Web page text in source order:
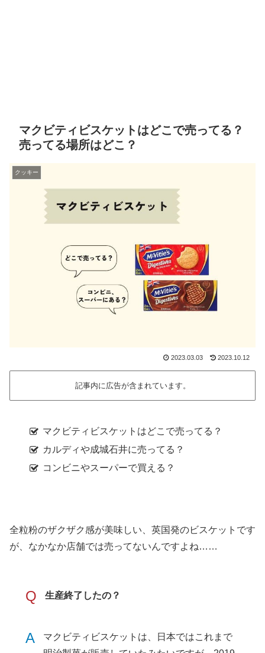
マクビティビスケットはどこで売ってる？
売ってる場所はどこ？
クッキー
2023.03.03 2023.10.12
記事内に広告が含まれています。
マクビティビスケットはどこで売ってる？
カルディや成城石井に売ってる？
コンビニやスーパーで買える？
全粒粉のザクザク感が美味しい、英国発のビスケットです
が、なかなか店舗では売ってないんですよね……
Q 生産終了したの？
A
マクビティビスケットは、日本ではこれまで